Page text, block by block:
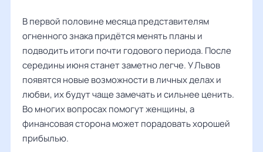
В первой половине месяца представителям
огненного знака придётся менять планы и
подводить итоги почти годового периода. После
середины июня станет заметно легче. У Львов
появятся новые возможности в личных делах и
любви, их будут чаще замечать и сильнее ценить.
Во многих вопросах помогут женщины, а
финансовая сторона может порадовать хорошей
прибылью.